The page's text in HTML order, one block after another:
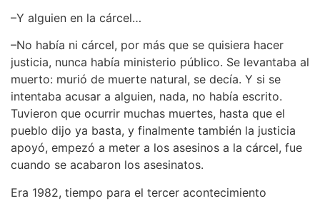
–Y alguien en la cárcel…
–No había ni cárcel, por más que se quisiera hacer
justicia, nunca había ministerio público. Se levantaba al
muerto: murió de muerte natural, se decía. Y si se
intentaba acusar a alguien, nada, no había escrito.
Tuvieron que ocurrir muchas muertes, hasta que el
pueblo dijo ya basta, y finalmente también la justicia
apoyó, empezó a meter a los asesinos a la cárcel, fue
cuando se acabaron los asesinatos.
Era 1982, tiempo para el tercer acontecimiento